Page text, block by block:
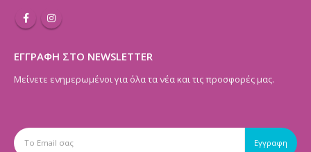
ΕΓΓΡΑΦΗ ΣΤΟ NEWSLETTER
Μείνετε ενημερωμένοι για όλα τα νέα και τις προσφορές μας.